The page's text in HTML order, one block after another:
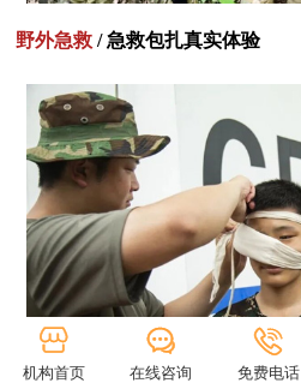
野外急救 / 急救包扎真实体验
机构首页 在线咨询 免费电话